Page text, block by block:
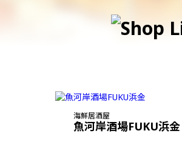
海鮮居酒屋
魚河岸酒場FUKU浜金